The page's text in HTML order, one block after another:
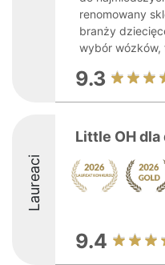
renomowany
branży
wybór wózków,
9.3
Laureaci
Little OH dla
9.4